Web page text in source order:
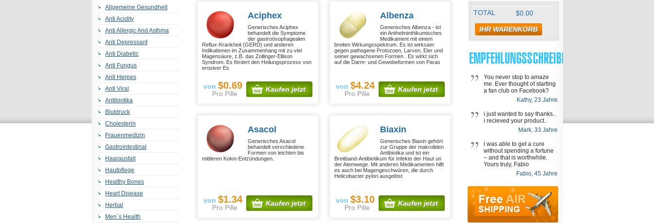
Allgemeine Gesundheit
Anti Acidity
Anti Allergic And Asthma
Anti Depressant
Anti Diabetic
Anti Fungus
Anti Herpes
Anti Viral
Antibiotika
Blutdruck
Cholesterin
Frauenmedizin
Gastrointestinal
Haarausfall
Hautpflege
Healthy Bones
Heart Disease
Herbal
Men`s Health
Aciphex
Generisches Aciphex
behandelt die Symptome
der gastroösophagealen
Reflux-Krankheit (GERD) und anderen
Indikationen im Zusammenhang mit zu viel
Magensäure, z.B. das Zollinger-Ellison
Syndrom. Es fördert den Heilungsprozess von
erosiver Es
von $0.69
Pro Pille
Kaufen jetzt
Albenza
Generisches Albenza - ist
ein Anthelminthikumisches
Medikament mit einem
breiten Wirkungsspektrum. Es ist wirksam
gegen pathogene Protozoen, Larven, Eier und
seiner gewachsenen Formen . Es wirkt sich
auf die Darm- und Gewebeformen von Paras
von $4.24
Pro Pille
Kaufen jetzt
Asacol
Generisches Asacol
behandelt verschiedene
Formen von leichten bis
mittleren Kolon-Entzündungen.
von $1.34
Pro Pille
Kaufen jetzt
Biaxin
Generisches Biaxin gehört
zur Gruppe der makroliden
Antibiotika und ist ein
Breitband-Antibiotikum für Infekte der Haut un
der Atemwege. Mit anderen Medikamenten hilft
es auch bei Magengeschwüren, die durch
Helicobacter pylori ausgelöst
von $3.10
Pro Pille
Kaufen jetzt
TOTAL $0.00
IHR WARENKORB
EMPFEHLUNGSSCHREIBEN
You never stop to amaze
me. Ever thought of starting
a fan club on Facebook?
Kathy, 23 Jahre
i just wanted to say thanks..
i recieved your product..
Mark, 33 Jahre
i was able to get a cure
without spending a fortune
– and that is worthwhile.
Yours truly, Fabio
Fabio, 45 Jahre